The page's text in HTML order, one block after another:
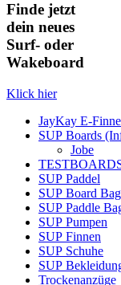
Finde jetzt
dein neues
Surf- oder
Wakeboard
Klick hier
JayKay E-Finne
SUP Boards
Jobe
SUP Paddel
SUP Board
SUP Paddle
SUP Pumpen
SUP Finnen
SUP Schuhe
SUP
Trockenanzüge